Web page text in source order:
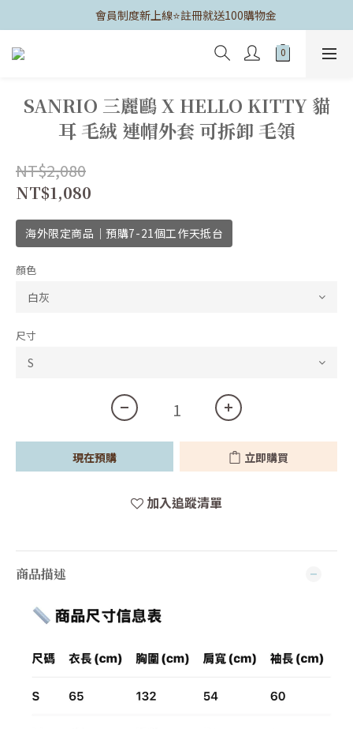
	會員制度新上線⭐️註冊就送100購物金
SANRIO 三麗鷗 X HELLO KITTY 貓
耳 毛絨 連帽外套 可拆卸 毛領
NT$2,080
NT$1,080
海外限定商品｜預購7-21個工作天抵台
顏色
尺寸
現在預購 立即購買
加入追蹤清單
商品描述